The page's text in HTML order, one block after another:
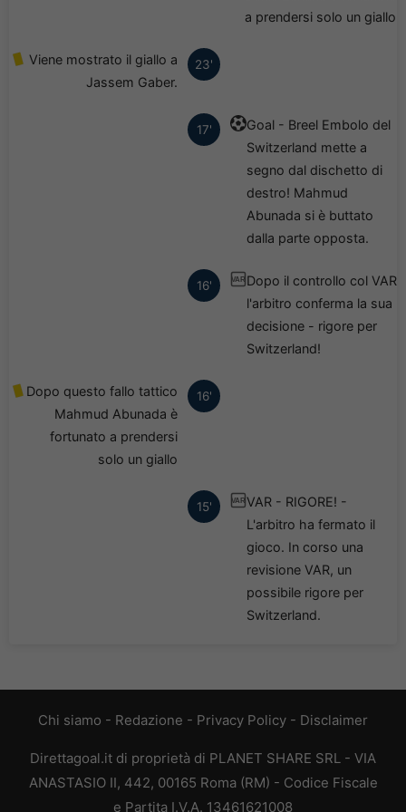
a prendersi solo un giallo
23'
Viene mostrato il giallo a
Jassem Gaber.
17'
Goal - Breel Embolo del
Switzerland mette a
segno dal dischetto di
destro! Mahmud
Abunada si è buttato
dalla parte opposta.
16' VAR Dopo il controllo col VAR
l'arbitro conferma la sua
decisione - rigore per
Switzerland!
16'
Dopo questo fallo tattico
Mahmud Abunada è
fortunato a prendersi
solo un giallo
15' VAR VAR - RIGORE! -
L'arbitro ha fermato il
gioco. In corso una
revisione VAR, un
possibile rigore per
Switzerland.
Chi siamo - Redazione - Privacy Policy - Disclaimer
Direttagoal.it di proprietà di PLANET SHARE SRL - VIA
ANASTASIO II, 442, 00165 Roma (RM) - Codice Fiscale
e Partita I.V.A. 13461621008